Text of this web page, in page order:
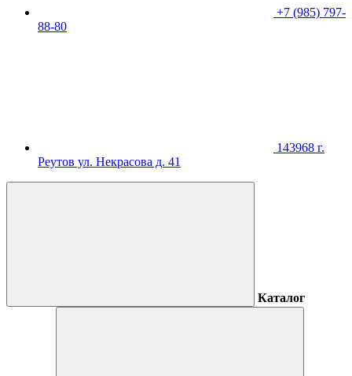
+7 (985) 797-
88-80
143968 г.
Реутов ул. Некрасова д. 41
Каталог